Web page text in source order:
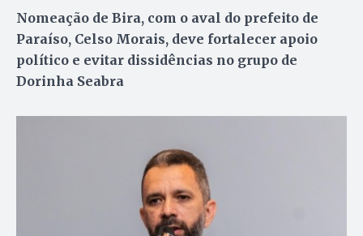
Nomeação de Bira, com o aval do prefeito de
Paraíso, Celso Morais, deve fortalecer apoio
político e evitar dissidências no grupo de
Dorinha Seabra